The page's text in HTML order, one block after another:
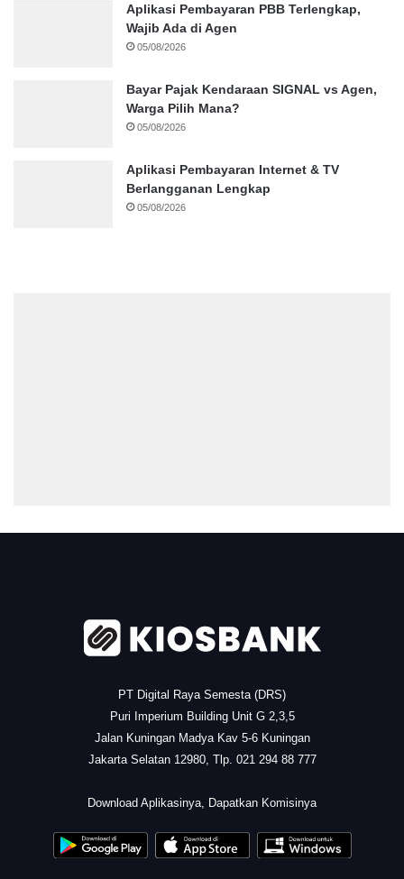
Aplikasi Pembayaran PBB Terlengkap,
Wajib Ada di Agen
05/08/2026
Bayar Pajak Kendaraan SIGNAL vs Agen,
Warga Pilih Mana?
05/08/2026
Aplikasi Pembayaran Internet & TV
Berlangganan Lengkap
05/08/2026
PT Digital Raya Semesta (DRS)
Puri Imperium Building Unit G 2,3,5
Jalan Kuningan Madya Kav 5-6 Kuningan
Jakarta Selatan 12980, Tlp. 021 294 88 777
Download Aplikasinya, Dapatkan Komisinya